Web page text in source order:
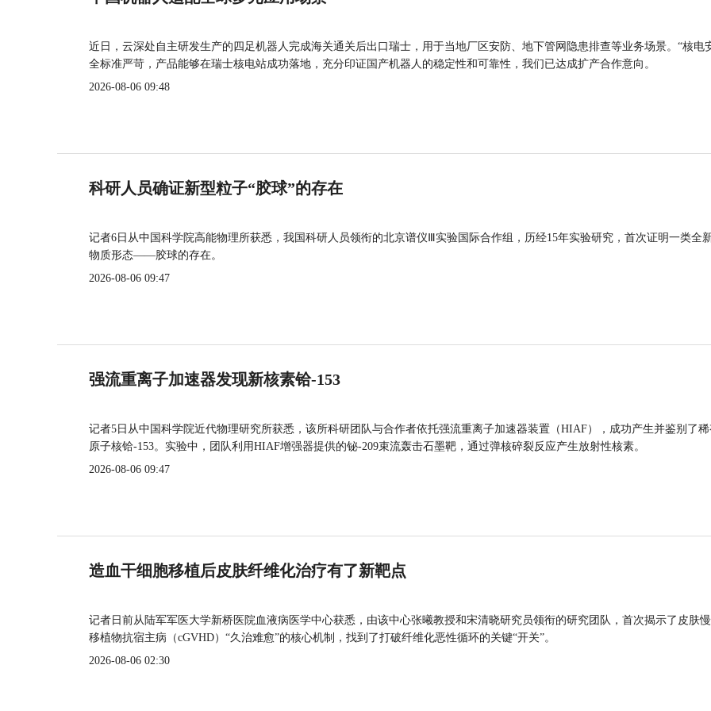
近日，云深处自主研发生产的四足机器人完成海关通关后出口瑞士，用于当地厂区安防、地下管网隐患排查等业务场景。“核电
全标准严苛，产品能够在瑞士核电站成功落地，充分印证国产机器人的稳定性和可靠性，我们已达成扩产合作意向。
2026-08-06 09:48
科研人员确证新型粒子“胶球”的存在
记者6日从中国科学院高能物理所获悉，我国科研人员领衔的北京谱仪Ⅲ实验国际合作组，历经15年实验研究，首次证明一类全
物质形态——胶球的存在。
2026-08-06 09:47
强流重离子加速器发现新核素铪-153
记者5日从中国科学院近代物理研究所获悉，该所科研团队与合作者依托强流重离子加速器装置（HIAF），成功产生并鉴别了
原子核铪-153。实验中，团队利用HIAF增强器提供的铋-209束流轰击石墨靶，通过弹核碎裂反应产生放射性核素。
2026-08-06 09:47
造血干细胞移植后皮肤纤维化治疗有了新靶点
记者日前从陆军军医大学新桥医院血液病医学中心获悉，由该中心张曦教授和宋清晓研究员领衔的研究团队，首次揭示了皮肤
移植物抗宿主病（cGVHD）“久治难愈”的核心机制，找到了打破纤维化恶性循环的关键“开关”。
2026-08-06 02:30